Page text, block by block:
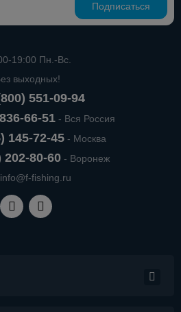
Подписаться
19:00 Пн.-Вс.
выходных!
551-09-94
66-51- Вся Россия
145-72-45- Москва
202-80-60- Воронеж
info@f-fishing.ru